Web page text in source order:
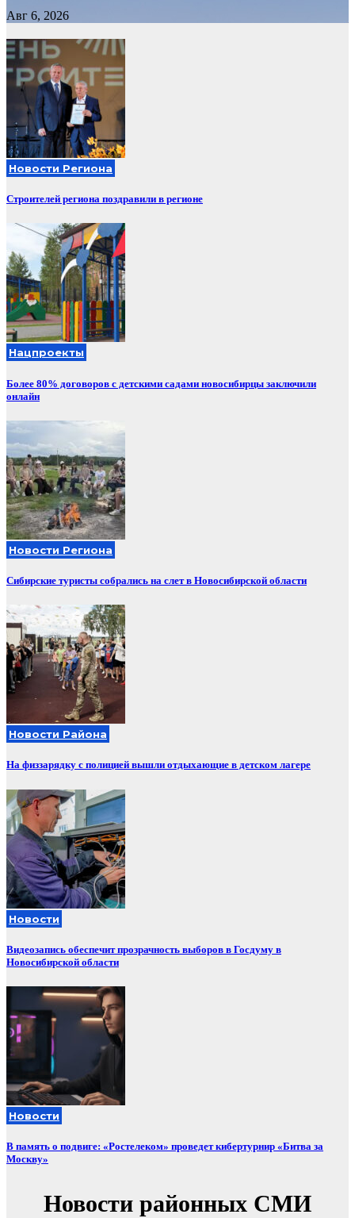
Авг 6, 2026
Новости Региона
Строителей региона поздравили в регионе
Нацпроекты
Более 80% договоров с детскими садами новосибирцы заключили
онлайн
Новости Региона
Сибирские туристы собрались на слет в Новосибирской области
Новости Района
На физзарядку с полицией вышли отдыхающие в детском лагере
Новости
Видеозапись обеспечит прозрачность выборов в Госдуму в
Новосибирской области
Новости
В память о подвиге: «Ростелеком» проведет кибертурнир «Битва за
Москву»